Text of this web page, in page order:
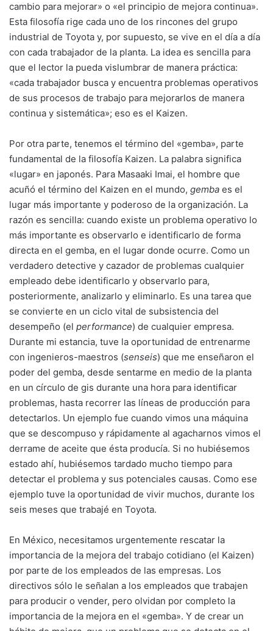
cambio para mejorar» o «el principio de mejora continua».
Esta filosofía rige cada uno de los rincones del grupo
industrial de Toyota y, por supuesto, se vive en el día a día
con cada trabajador de la planta. La idea es sencilla para
que el lector la pueda vislumbrar de manera práctica:
«cada trabajador busca y encuentra problemas operativos
de sus procesos de trabajo para mejorarlos de manera
continua y sistemática»; eso es el Kaizen.
Por otra parte, tenemos el término del «gemba», parte
fundamental de la filosofía Kaizen. La palabra significa
«lugar» en japonés. Para Masaaki Imai, el hombre que
acuñó el término del Kaizen en el mundo, gemba es el
lugar más importante y poderoso de la organización. La
razón es sencilla: cuando existe un problema operativo lo
más importante es observarlo e identificarlo de forma
directa en el gemba, en el lugar donde ocurre. Como un
verdadero detective y cazador de problemas cualquier
empleado debe identificarlo y observarlo para,
posteriormente, analizarlo y eliminarlo. Es una tarea que
se convierte en un ciclo vital de subsistencia del
desempeño (el performance) de cualquier empresa.
Durante mi estancia, tuve la oportunidad de entrenarme
con ingenieros-maestros (senseis) que me enseñaron el
poder del gemba, desde sentarme en medio de la planta
en un círculo de gis durante una hora para identificar
problemas, hasta recorrer las líneas de producción para
detectarlos. Un ejemplo fue cuando vimos una máquina
que se descompuso y rápidamente al agacharnos vimos el
derrame de aceite que ésta producía. Si no hubiésemos
estado ahí, hubiésemos tardado mucho tiempo para
detectar el problema y sus potenciales causas. Como ese
ejemplo tuve la oportunidad de vivir muchos, durante los
seis meses que trabajé en Toyota.
En México, necesitamos urgentemente rescatar la
importancia de la mejora del trabajo cotidiano (el Kaizen)
por parte de los empleados de las empresas. Los
directivos sólo le señalan a los empleados que trabajen
para producir o vender, pero olvidan por completo la
importancia de la mejora en el «gemba». Y de crear un